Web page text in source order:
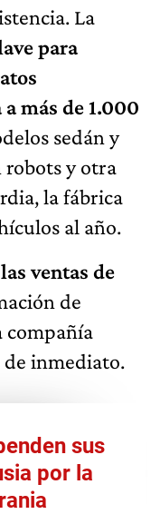
La
para
más de 1.000
sedán y
robots y otra
la fábrica
al año.
ventas de
de
compañía
inmediato.
sus
por la